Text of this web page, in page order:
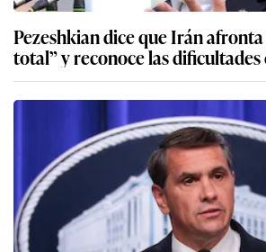
Pezeshkian dice que Irán
total” y reconoce las